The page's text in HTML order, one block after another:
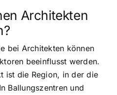
Architekten
bei Architekten können
beeinflusst werden.
ist die Region, in der die
Ballungszentren und